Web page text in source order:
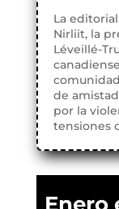
La
Nirliit, la
Léveillé-
de
por la
tensiones